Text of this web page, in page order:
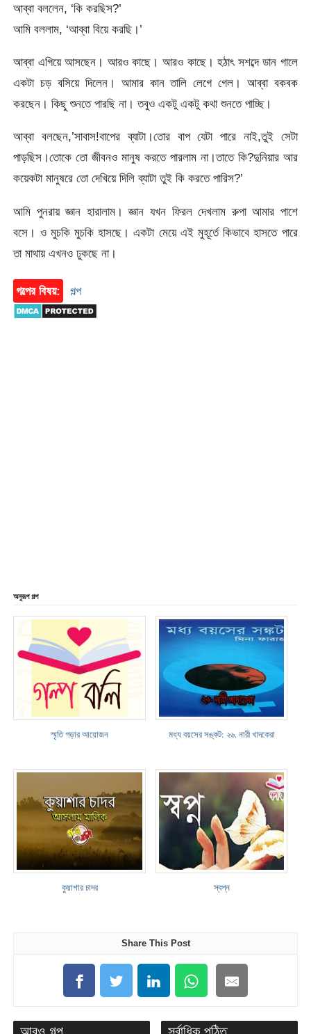
আব্বা বললেন, ‘কি করছিস?’
আমি বললাম, ‘আব্বা বিয়ে করছি।’
আব্বা এগিয়ে আসছেন। আরও কাছে। আরও কাছে। হঠাৎ সশব্দে ডান গালে
একটা চড় বসিয়ে দিলেন। আমার কান তালি লেগে গেল। আব্বা বকবক
করছেন। কিছু শুনতে পারছি না। তবুও একটু একটু কথা শুনতে পাচ্ছি।
আব্বা বলছেন,’সাবাস!বাপের ব্যাটা।তোর বাপ যেটা পারে নাই,তুই সেটা
পাড়ছিস।তোকে তো জীবনও মানুষ করতে পারলাম না।তাতে কি?দুনিয়ার আর
কয়েকটা মানুষরে তো দেখিয়ে দিলি ব্যাটা তুই কি করতে পারিস?’
আমি পুনরায় জ্ঞান হারালাম। জ্ঞান যখন ফিরল দেখলাম রুপা আমার পাশে
বসে। ও মুচকি মুচকি হাসছে। একটা মেয়ে এই মুহূর্তে কিভাবে হাসতে পারে
তা মাথায় এখনও ঢুকছে না।
গল্পের বিষয়: গল্প
অনুরূপ গল্প
স্মৃতি গড়ার আয়োজন মধ্য বয়সের সঙ্কট: ২৬. নারী খাদকেরা
কুয়াশার চাদর স্বপ্ন
Share This Post